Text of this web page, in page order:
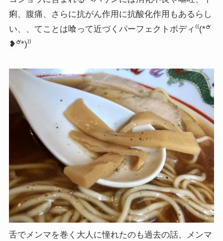
痢、腹痛、さらに抗がん作用に抗酸化作用もあるらし
い、、てことは喰って近づくパーフェクトボディ⁽⁽(*꒪ั
❥꒪ั*)⁾⁾
舌でメンマを巻く大人に憧れたのも過去の話、メンマ